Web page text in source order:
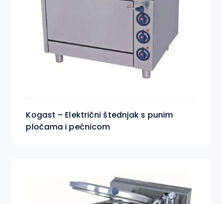
Kogast – Električni štednjak s punim
pločama i pećnicom